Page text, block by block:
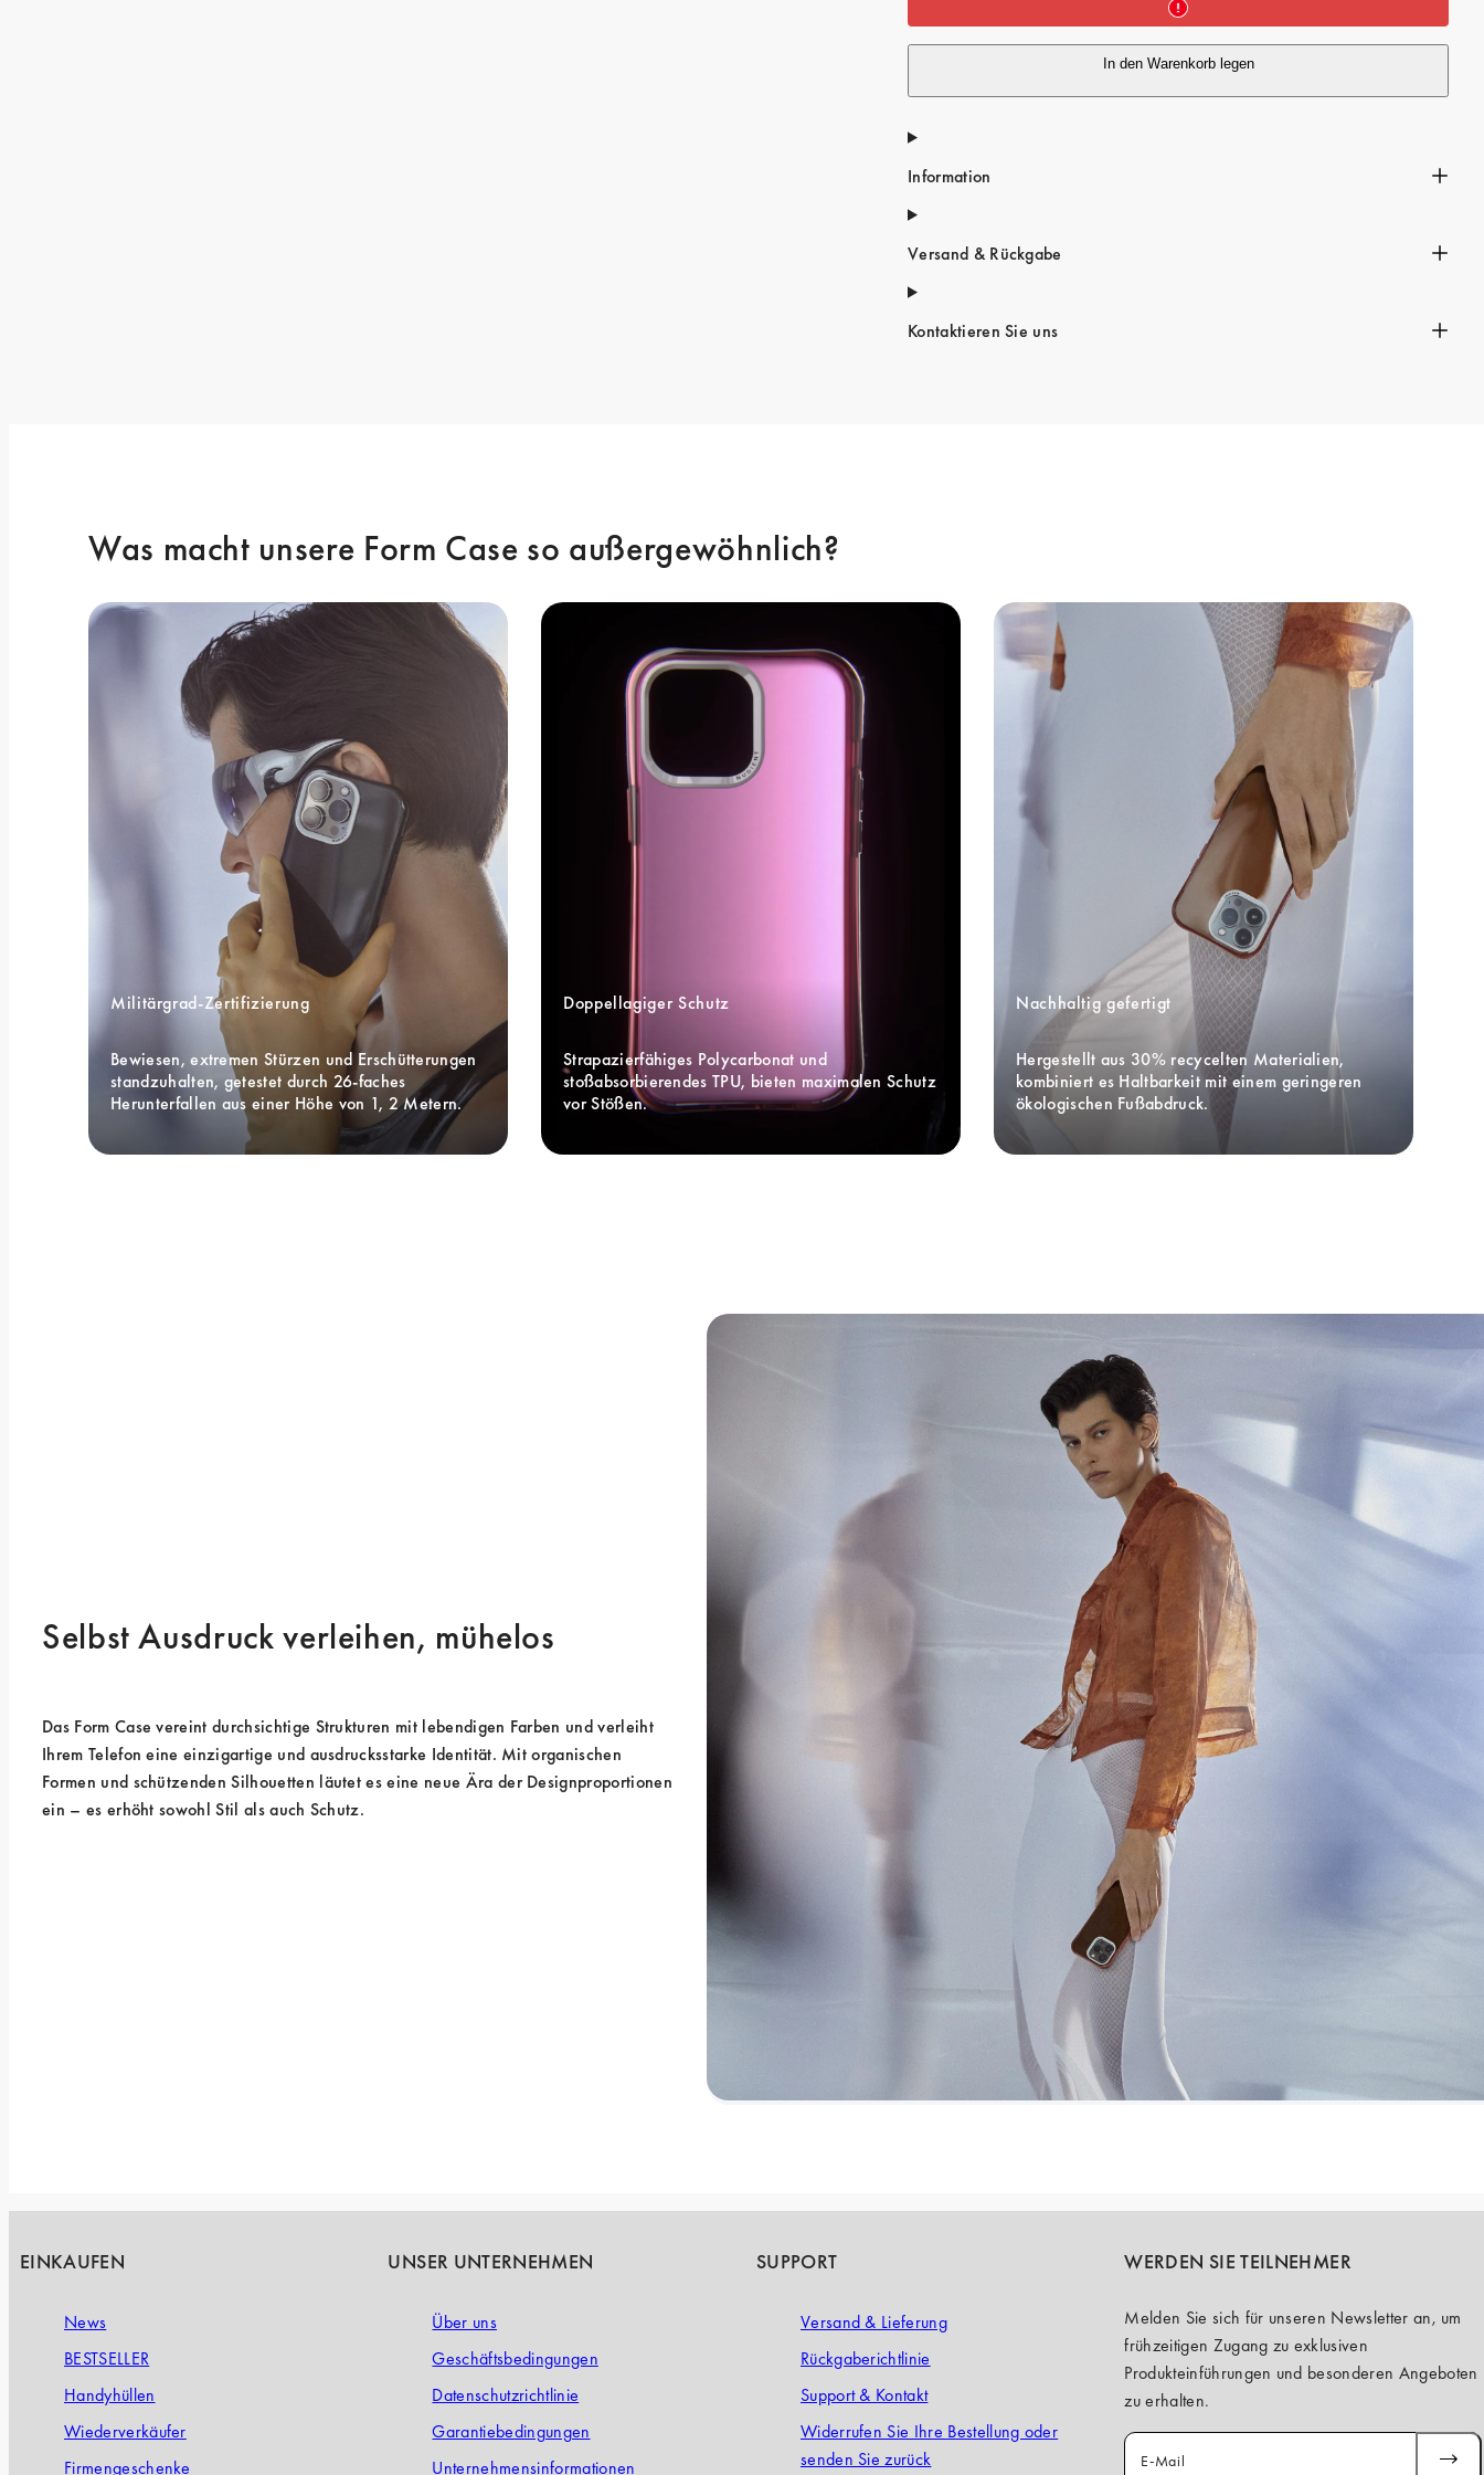
r
In den Warenkorb legen
Information
Versand & Rückgabe
Kontaktieren Sie uns
Was macht unsere Form Case so außergewöhnlich?
Militärgrad-Zertifizierung
Bewiesen, extremen Stürzen und Erschütterungen
standzuhalten, getestet durch 26-faches
Herunterfallen aus einer Höhe von 1, 2 Metern.
Doppellagiger Schutz
Strapazierfähiges Polycarbonat und
stoßabsorbierendes TPU, bieten maximalen Schutz
vor Stößen.
Nachhaltig gefertigt
Hergestellt aus 30% recycelten Materialien,
kombiniert es Haltbarkeit mit einem geringeren
ökologischen Fußabdruck.
Selbst Ausdruck verleihen, mühelos
Das Form Case vereint durchsichtige Strukturen mit lebendigen Farben und verleiht
Ihrem Telefon eine einzigartige und ausdrucksstarke Identität. Mit organischen
Formen und schützenden Silhouetten läutet es eine neue Ära der Designproportionen
ein – es erhöht sowohl Stil als auch Schutz.
EINKAUFEN
News
BESTSELLER
Handyhüllen
Wiederverkäufer
Firmengeschenke
UNSER UNTERNEHMEN
Über uns
Geschäftsbedingungen
Datenschutzrichtlinie
Garantiebedingungen
Unternehmensinformationen
SUPPORT
Versand & Lieferung
Rückgaberichtlinie
Support & Kontakt
Widerrufen Sie Ihre Bestellung oder
senden Sie zurück
WERDEN SIE TEILNEHMER
Melden Sie sich für unseren Newsletter an, um
frühzeitigen Zugang zu exklusiven
Produkteinführungen und besonderen Angeboten
zu erhalten.
E-Mail